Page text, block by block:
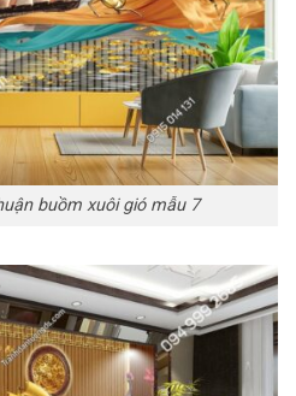
buồm xuôi gió mẫu 7